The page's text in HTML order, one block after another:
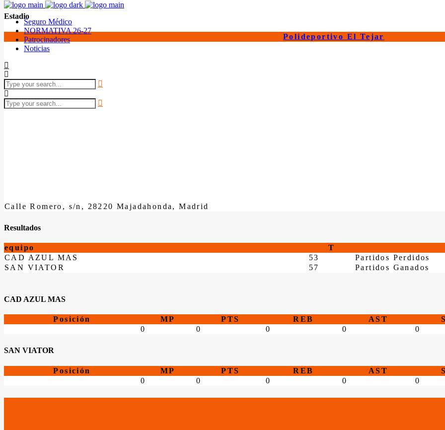
Seguro Médico
NORMATIVA 26-27
Patrocinadores
Noticias
Estadio
Polideportivo El Tejar
Calle Romero, s/n, 28220 Majadahonda, Madrid
Resultados
equipo T
CAD AZUL MAS
53
Partidos Perdidos
SAN VIATOR
57 Partidos Ganados
CAD AZUL MAS
Posición MP PTS REB AST
0
0 0 0 0
SAN VIATOR
Posición MP PTS REB AST
0
0 0 0 0